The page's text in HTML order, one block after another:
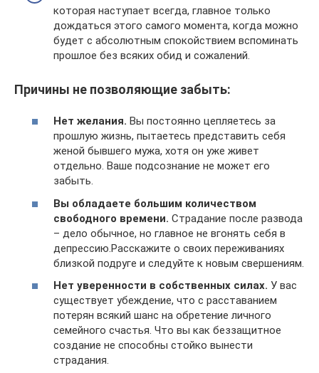
которая наступает всегда, главное только
дождаться этого самого момента, когда можно
будет с абсолютным спокойствием вспоминать
прошлое без всяких обид и сожалений.
Причины не позволяющие забыть:
Нет желания. Вы постоянно цепляетесь за
прошлую жизнь, пытаетесь представить себя
женой бывшего мужа, хотя он уже живет
отдельно. Ваше подсознание не может его
забыть.
Вы обладаете большим количеством
свободного времени. Страдание после развода
– дело обычное, но главное не вгонять себя в
депрессию.Расскажите о своих переживаниях
близкой подруге и следуйте к новым свершениям.
Нет уверенности в собственных силах. У вас
существует убеждение, что с расставанием
потерян всякий шанс на обретение личного
семейного счастья. Что вы как беззащитное
создание не способны стойко вынести
страдания.